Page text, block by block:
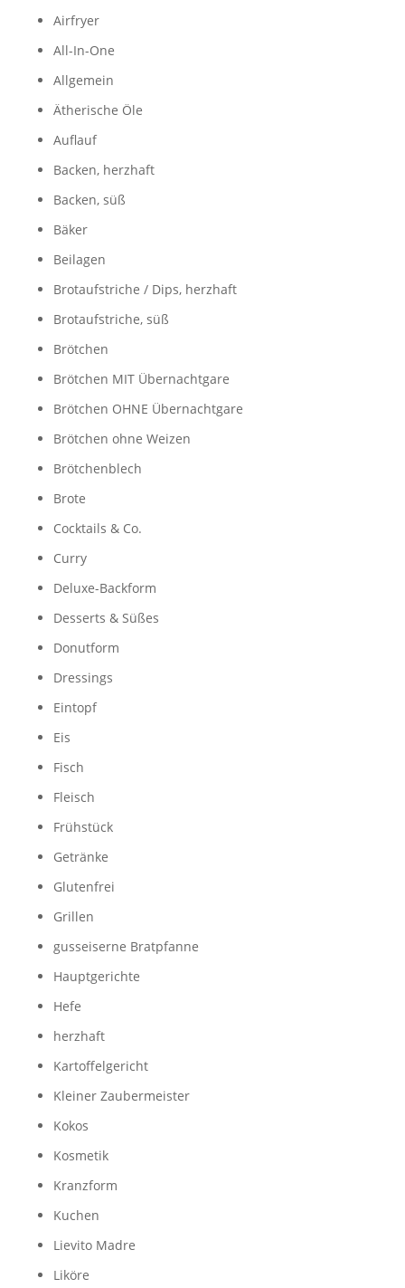
Airfryer
All-In-One
Allgemein
Ätherische Öle
Auflauf
Backen, herzhaft
Backen, süß
Bäker
Beilagen
Brotaufstriche / Dips, herzhaft
Brotaufstriche, süß
Brötchen
Brötchen MIT Übernachtgare
Brötchen OHNE Übernachtgare
Brötchen ohne Weizen
Brötchenblech
Brote
Cocktails & Co.
Curry
Deluxe-Backform
Desserts & Süßes
Donutform
Dressings
Eintopf
Eis
Fisch
Fleisch
Frühstück
Getränke
Glutenfrei
Grillen
gusseiserne Bratpfanne
Hauptgerichte
Hefe
herzhaft
Kartoffelgericht
Kleiner Zaubermeister
Kokos
Kosmetik
Kranzform
Kuchen
Lievito Madre
Liköre